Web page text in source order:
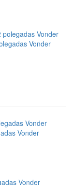
Vonder
Vonder